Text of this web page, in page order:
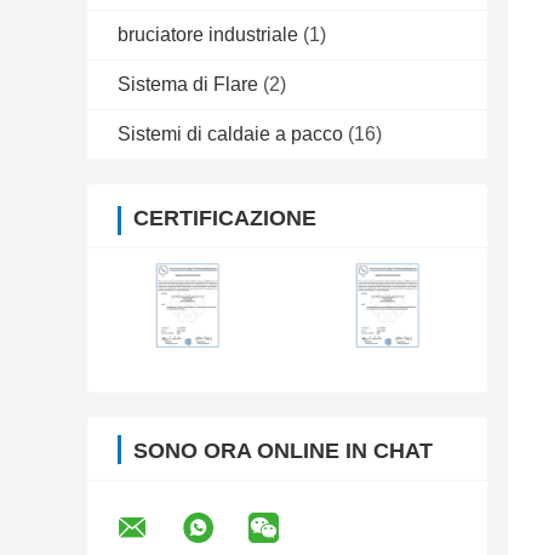
bruciatore industriale (1)
Sistema di Flare (2)
Sistemi di caldaie a pacco (16)
CERTIFICAZIONE
SONO ORA ONLINE IN CHAT